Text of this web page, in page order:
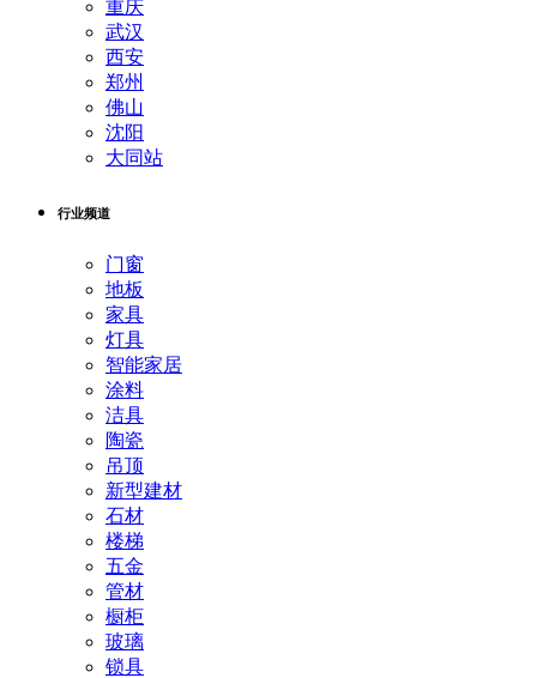
重庆
武汉
西安
郑州
佛山
沈阳
大同站
行业频道
门窗
地板
家具
灯具
智能家居
涂料
洁具
陶瓷
吊顶
新型建材
石材
楼梯
五金
管材
橱柜
玻璃
锁具